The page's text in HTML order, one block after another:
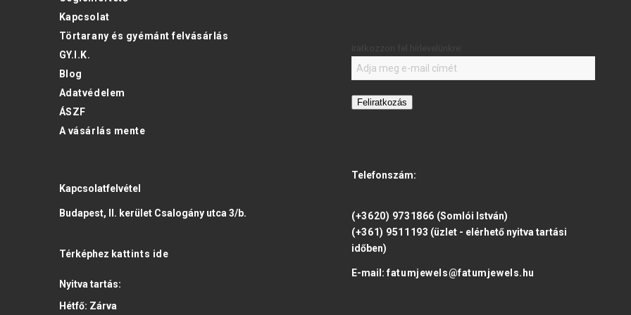
Kapcsolat
Törtarany és gyémánt felvásárlás
GY.I.K.
Blog
Adatvédelem
ÁSZF
A vásárlás mente
Kapcsolatfelvétel
Budapest, II. kerület Csalogány utca 3/b.
Térképhez kattints ide
Nyitva tartás:
Hétfő: Zárva
Feliratkozás
Telefonszám:
(+3620) 9731866 (Somlói István)
(+361) 9511193 (üzlet - elérhető nyitva tartási
időben)
E-mail:fatumjewels@fatumjewels.hu